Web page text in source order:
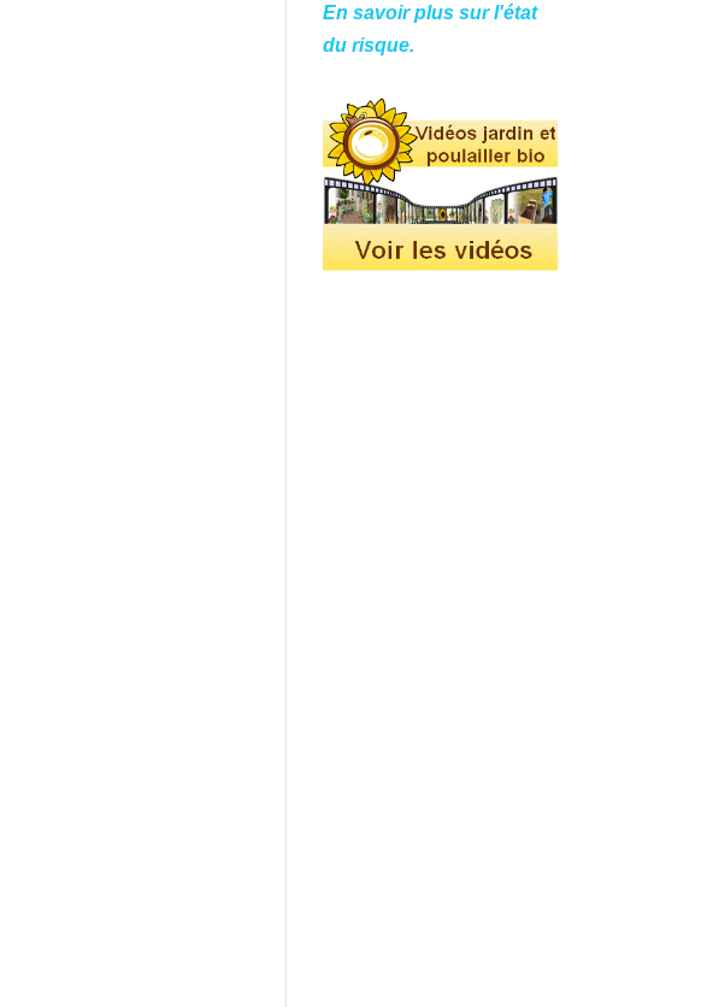
En savoir plus sur l'état
du risque.